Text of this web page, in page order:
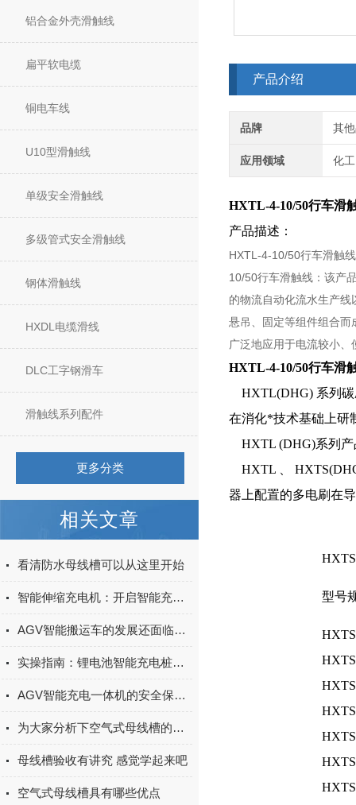
铝合金外壳滑触线
扁平软电缆
铜电车线
U10型滑触线
单级安全滑触线
多级管式安全滑触线
钢体滑触线
HXDL电缆滑线
DLC工字钢滑车
滑触线系列配件
更多分类
相关文章
看清防水母线槽可以从这里开始
智能伸缩充电机：开启智能充电新体验
AGV智能搬运车的发展还面临着一些挑战和问题
实操指南：锂电池智能充电桩安装使用 —— 接线步骤与故障排查
AGV智能充电一体机的安全保护机制与故障诊断方法
为大家分析下空气式母线槽的储存事项
母线槽验收有讲究 感觉学起来吧
空气式母线槽具有哪些优点
产品介绍
品牌 其
应用领域 化
HXTL-4-10/50行车滑
产品描述：
HXTL-4-10/50行车滑触
10/50行车滑触线：该产
的物流自动化流水生产
悬吊、固定等组件组合
广泛地应用于电流较小
HXTL-4-10/50行车滑
HXTL(DHG) 系列碳
在消化*技术基础上研
HXTL (DHG)系列产
HXTL 、
器上配置的多电刷在
型号